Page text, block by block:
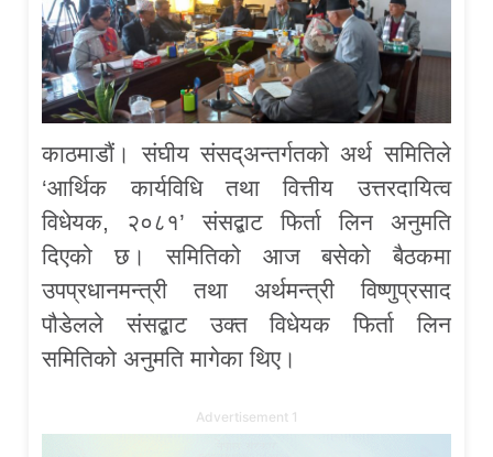
काठमाडौं। संघीय संसद्अन्तर्गतको अर्थ समितिले
‘आर्थिक कार्यविधि तथा वित्तीय उत्तरदायित्व
विधेयक, २०८१’ संसद्बाट फिर्ता लिन अनुमति
दिएको छ। समितिको आज बसेको बैठकमा
उपप्रधानमन्त्री तथा अर्थमन्त्री विष्णुप्रसाद
पौडेलले संसद्बाट उक्त विधेयक फिर्ता लिन
समितिको अनुमति मागेका थिए।
Advertisement 1